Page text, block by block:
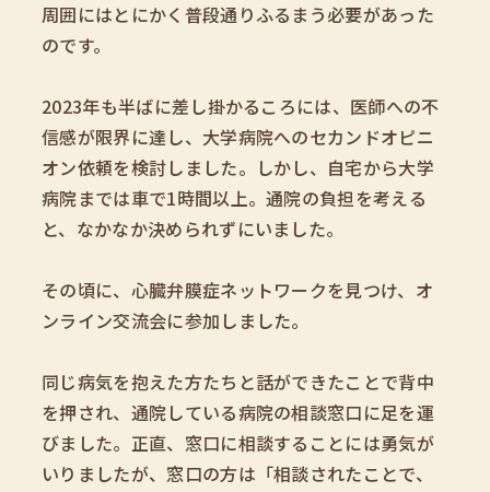
周囲にはとにかく普段通りふるまう必要があった
のです。
2023年も半ばに差し掛かるころには、医師への不
信感が限界に達し、大学病院へのセカンドオピニ
オン依頼を検討しました。​しかし、自宅から大学
病院までは車で1時間以上。通院の負担を考える
と、なかなか決められずにいました。
その頃に、心臓弁膜症ネットワークを見つけ、オ
ンライン交流会に参加しました。
同じ病気を抱えた方たちと話ができたことで背中
を押され、通院している病院の相談窓口に足を運
びました。正直、窓口に相談することには勇気が
いりましたが、窓口の方は「相談されたことで、